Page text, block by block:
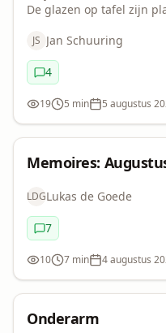
De glazen op tafel zijn
hoektafel, onder de
JS Jan Schuuring
Commentaren:
4
Bekeken:
19Leestijd:
5 minDatum:
5 augustus
Memoires:
LDGLukas de Goede
Commentaren:
7
Bekeken:
10Leestijd:
7 minDatum:
4 augustus
Onderarm